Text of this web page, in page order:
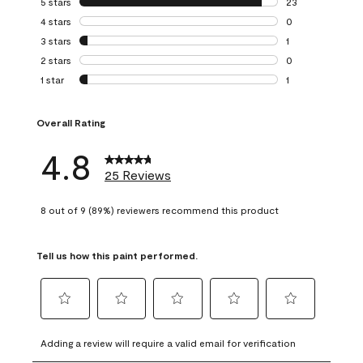
23 reviews with
4 stars stars
0
0 reviews with 4
3 stars stars
1
1 review with 3
2 stars stars
0
0 reviews with 2
1 star stars
1
Overall Rating
4.8 25 Reviews
8 out of 9 (89%) reviewers recommend this product
Tell us how this paint performed.
to
rate
to
rate
to
rate
to
rate
to
rate
Adding a review will require a valid email for verification